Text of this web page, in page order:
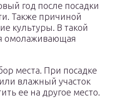
год после посадки
Также причиной
культуры. В такой
омолаживающая
места. При посадке
влажный участок
ее на другое место.